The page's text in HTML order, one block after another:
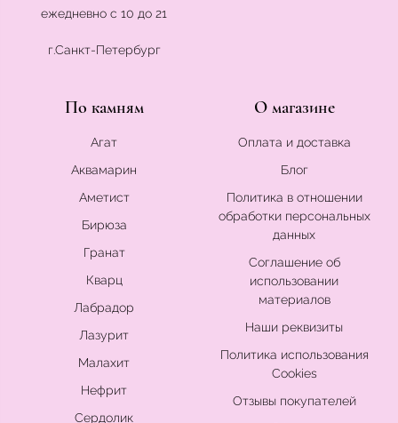
ежедневно с 10 до 21
г.Санкт-Петербург
По камням
Агат
Аквамарин
Аметист
Бирюза
Гранат
Кварц
Лабрадор
Лазурит
Малахит
Нефрит
Сердолик
О магазине
Оплата и доставка
Блог
Политика в отношении
обработки персональных
данных
Соглашение об
использовании
материалов
Наши реквизиты
Политика использования
Cookies
Отзывы покупателей